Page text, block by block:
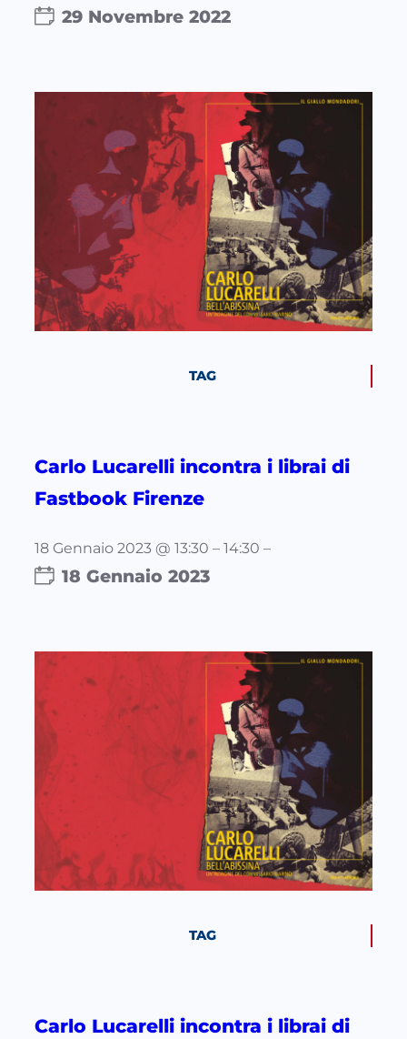
29 Novembre 2022
TAG
Carlo Lucarelli incontra i librai di
Fastbook Firenze
18 Gennaio 2023 @ 13:30 – 14:30 –
18 Gennaio 2023
TAG
Carlo Lucarelli incontra i librai di